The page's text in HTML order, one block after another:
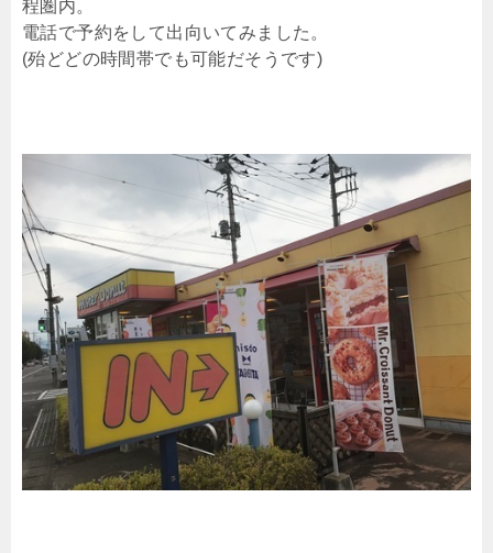
程圏内。
電話で予約をして出向いてみました。
(殆どどの時間帯でも可能だそうです)